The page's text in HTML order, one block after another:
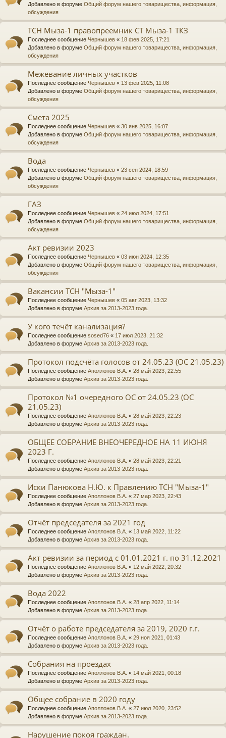
Добавлено в форуме Общий форум нашего товарищества, информация,
обсуждения
ТСН Мыза-1 правопреемник СТ Мыза-1 ТКЗ
Последнее сообщение Чернышев « 18 фев 2025, 17:21
Добавлено в форуме Общий форум нашего товарищества, информация,
обсуждения
Межевание личных участков
Последнее сообщение Чернышев « 13 фев 2025, 11:08
Добавлено в форуме Общий форум нашего товарищества, информация,
обсуждения
Смета 2025
Последнее сообщение Чернышев « 30 янв 2025, 16:07
Добавлено в форуме Общий форум нашего товарищества, информация,
обсуждения
Вода
Последнее сообщение Чернышев « 23 сен 2024, 18:59
Добавлено в форуме Общий форум нашего товарищества, информация,
обсуждения
ГАЗ
Последнее сообщение Чернышев « 24 июл 2024, 17:51
Добавлено в форуме Общий форум нашего товарищества, информация,
обсуждения
Акт ревизии 2023
Последнее сообщение Чернышев « 03 июн 2024, 12:35
Добавлено в форуме Общий форум нашего товарищества, информация,
обсуждения
Вакансии ТСН "Мыза-1"
Последнее сообщение Чернышев « 05 авг 2023, 13:32
Добавлено в форуме Архив за 2013-2023 года.
У кого течёт канализация?
Последнее сообщение sosed76 « 17 июл 2023, 21:32
Добавлено в форуме Архив за 2013-2023 года.
Протокол подсчёта голосов от 24.05.23 (ОС 21.05.23)
Последнее сообщение Аполлонов В.А. « 28 май 2023, 22:55
Добавлено в форуме Архив за 2013-2023 года.
Протокол №1 очередного ОС от 24.05.23 (ОС
21.05.23)
Последнее сообщение Аполлонов В.А. « 28 май 2023, 22:23
Добавлено в форуме Архив за 2013-2023 года.
ОБЩЕЕ СОБРАНИЕ ВНЕОЧЕРЕДНОЕ НА 11 ИЮНЯ
2023 Г.
Последнее сообщение Аполлонов В.А. « 28 май 2023, 22:21
Добавлено в форуме Архив за 2013-2023 года.
Иски Панюкова Н.Ю. к Правлению ТСН "Мыза-1"
Последнее сообщение Аполлонов В.А. « 27 мар 2023, 22:43
Добавлено в форуме Архив за 2013-2023 года.
Отчёт председателя за 2021 год
Последнее сообщение Аполлонов В.А. « 13 май 2022, 11:22
Добавлено в форуме Архив за 2013-2023 года.
Акт ревизии за период с 01.01.2021 г. по 31.12.2021
Последнее сообщение Аполлонов В.А. « 12 май 2022, 20:32
Добавлено в форуме Архив за 2013-2023 года.
Вода 2022
Последнее сообщение Аполлонов В.А. « 28 апр 2022, 11:14
Добавлено в форуме Архив за 2013-2023 года.
Отчёт о работе председателя за 2019, 2020 г.г.
Последнее сообщение Аполлонов В.А. « 29 ноя 2021, 01:43
Добавлено в форуме Архив за 2013-2023 года.
Собрания на проездах
Последнее сообщение Аполлонов В.А. « 14 май 2021, 00:18
Добавлено в форуме Архив за 2013-2023 года.
Общее собрание в 2020 году
Последнее сообщение Аполлонов В.А. « 27 июл 2020, 23:52
Добавлено в форуме Архив за 2013-2023 года.
Нарушение покоя граждан.